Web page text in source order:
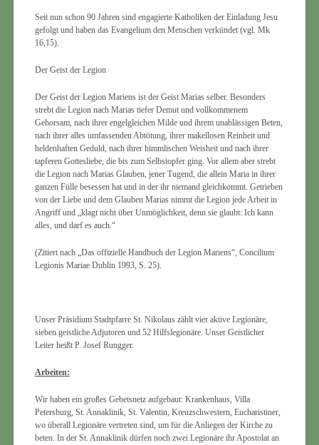
Seit nun schon 90 Jahren sind engagierte Katholiken der Einladung Jesu
gefolgt und haben das Evangelium den Menschen verkündet (vgl. Mk
16,15).
Der Geist der Legion
Der Geist der Legion Mariens ist der Geist Marias selber. Besonders
strebt die Legion nach Marias tiefer Demut und vollkommenem
Gehorsam, nach ihrer engelgleichen Milde und ihrem unablässigen Beten,
nach ihrer alles umfassenden Abtötung, ihrer makellosen Reinheit und
heldenhaften Geduld, nach ihrer himmlischen Weisheit und nach ihrer
tapferen Gottesliebe, die bis zum Selbstopfer ging. Vor allem aber strebt
die Legion nach Marias Glauben, jener Tugend, die allein Maria in ihrer
ganzen Fülle besessen hat und in der ihr niemand gleichkommt. Getrieben
von der Liebe und dem Glauben Marias nimmt die Legion jede Arbeit in
Angriff und „klagt nicht über Unmöglichkeit, denn sie glaubt: Ich kann
alles, und darf es auch.“
(Zitiert nach „Das offizielle Handbuch der Legion Mariens“, Concilium
Legionis Mariae Dublin 1993, S. 25).
Unser Präsidium Stadtpfarre St. Nikolaus zählt vier aktive Legionäre,
sieben geistliche Adjutoren und 52 Hilfslegionäre. Unser Geistlicher
Leiter heißt P. Josef Rungger.
Arbeiten:
Wir haben ein großes Gebetsnetz aufgebaut: Krankenhaus, Villa
Petersburg, St. Annaklinik, St. Valentin, Kreuzschwestern, Eucharistiner,
wo überall Legionäre vertreten sind, um für die Anliegen der Kirche zu
beten. In der St. Annaklinik dürfen noch zwei Legionäre ihr Apostolat an